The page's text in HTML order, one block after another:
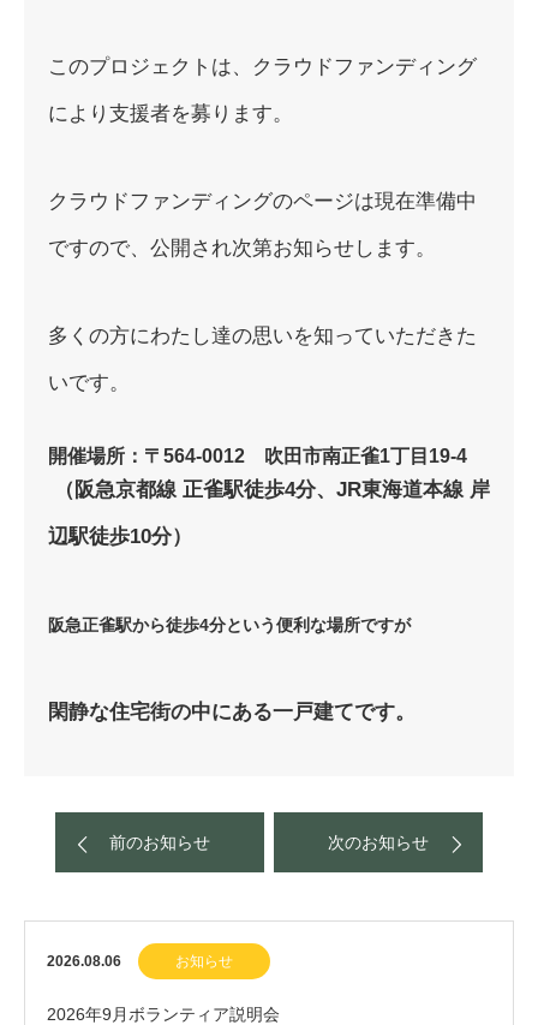
このプロジェクトは、クラウドファンディング
により支援者を募ります。
クラウドファンディングのページは現在準備中
ですので、公開され次第お知らせします。
多くの方にわたし達の思いを知っていただきた
いです。
開催場所 ：〒564-0012 吹田市南正雀1丁目19-4
（阪急京都線 正雀駅徒歩4分、 JR東海道本線 岸
辺駅徒歩10分）
阪急正雀駅から徒歩4分という便利な場所ですが
閑静な住宅街の中にある一戸建てです。
前のお知らせ 次のお知らせ
2026.08.06 お知らせ
2026年9月ボランティア説明会